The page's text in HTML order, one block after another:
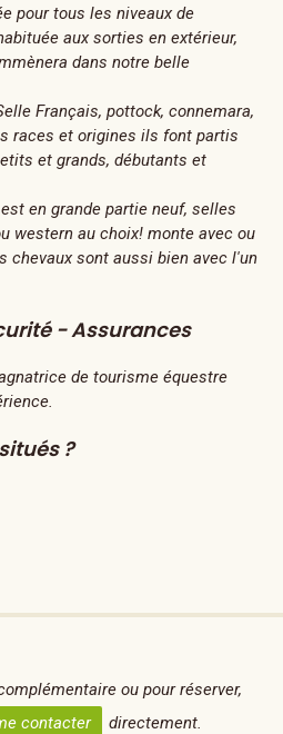
pour tous les niveaux de
aux sorties en extérieur,
dans notre belle
Français, pottock, connemara,
races et origines ils font partis
et grands, débutants et
en grande partie neuf, selles
western au choix! monte avec ou
chevaux sont aussi bien avec l'un
- Assurances
de tourisme équestre
?
ou pour réserver,
contacter directement.